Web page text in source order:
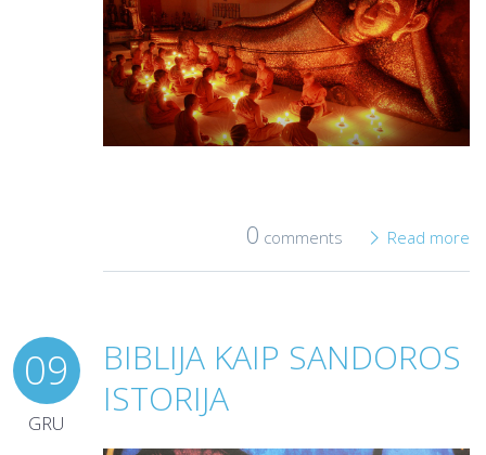
0 comments Read more
09
GRU
BIBLIJA KAIP SANDOROS
ISTORIJA